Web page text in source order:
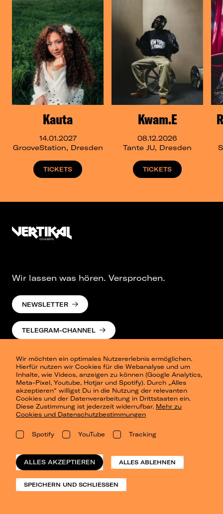
Kauta
14.01.2027
GrooveStation, Dresden
TICKETS
Kwam.E
08.12.2026
Tante JU, Dresden
TICKETS
Wir möchten ein optimales Nutzererlebnis ermöglichen.
Hierfür nutzen wir Cookies für die Webanalyse und um
Inhalte, wie Videos, anzeigen zu können (Google Analytics,
Meta-Pixel, Youtube, Hotjar und Spotify). Durch „Alles
akzeptieren“ willigst Du in die Nutzung der relevanten
Cookies und der Datenverarbeitung in Drittstaaten ein.
Diese Zustimmung ist jederzeit widerrufbar. Mehr zu
Cookies und Datenschutzbestimmungen
Spotify YouTube Tracking
ALLES AKZEPTIEREN ALLES ABLEHNEN
SPEICHERN UND SCHLIESSEN
Wir lassen was hören. Versprochen.
NEWSLETTER
TELEGRAM-CHANNEL
Presse
Berlin
Dresden
Leipzig
Konzertsommer Petersberg
Vergangene Shows
o_team
Datenschutz
Impressum